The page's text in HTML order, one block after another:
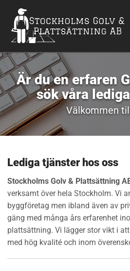
Är du en erfaren
sök våra
Välkommen
Lediga tjänster hos oss
Stockholms Golv & Plattsättning
verksamt över hela Stockholm. Vi
byggföretag men ibland även av
gäng med många års erfarenhet
plattsättning. Vi lägger stor vikt i
med hög kvalité och inom